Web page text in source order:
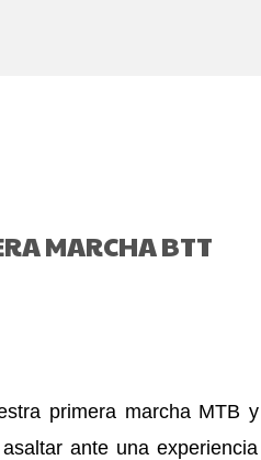
MARCHA BTT
primera marcha MTB
ante una